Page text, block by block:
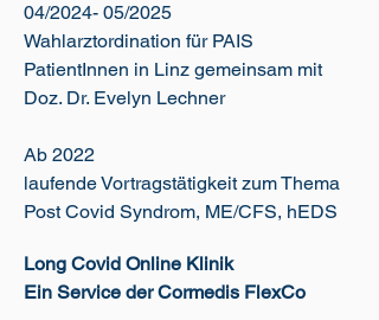
04/2024- 05/2025
Wahlarztordination für PAIS
PatientInnen in Linz gemeinsam mit
Doz. Dr. Evelyn Lechner
Ab 2022
laufende Vortragstätigkeit zum Thema
Post Covid Syndrom, ME/CFS, hEDS
Long Covid Online Klinik
Ein Service der Cormedis FlexCo